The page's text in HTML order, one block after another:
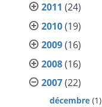
2011 (24)
2010(19)
2009(16)
2008(16)
2007(22)
décembre (1)